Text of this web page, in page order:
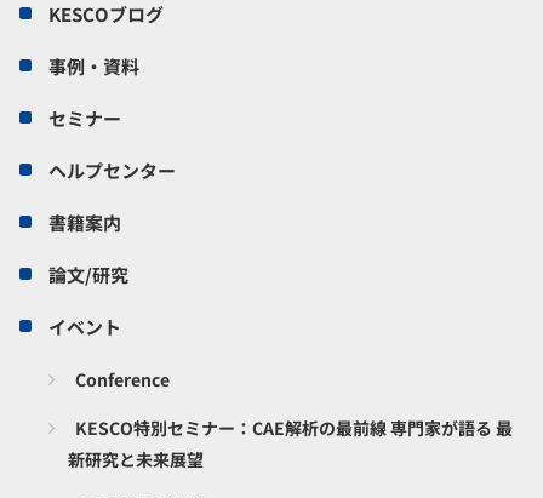
KESCOブログ
事例・資料
セミナー
ヘルプセンター
書籍案内
論文/研究
イベント
Conference
KESCO特別セミナー：CAE解析の最前線 専門家が語る 最
新研究と未来展望